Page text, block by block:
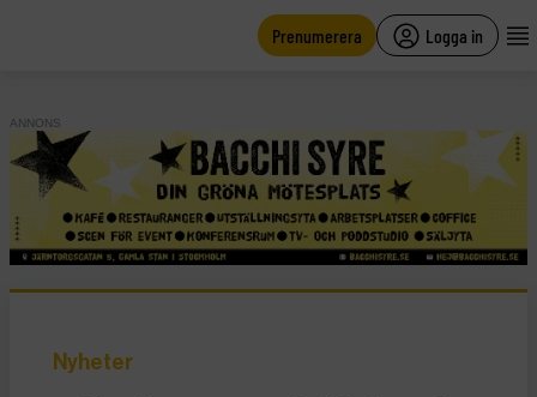
Prenumerera Logga in
ANNONS
Nyheter